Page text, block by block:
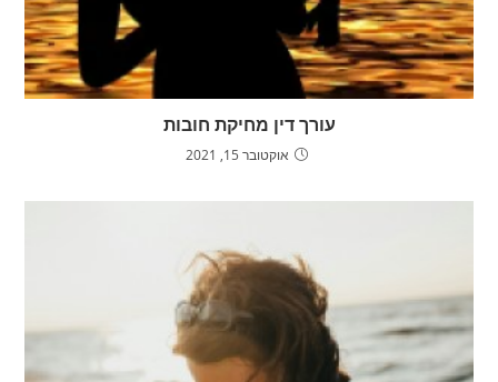
עורך דין מחיקת חובות
אוקטובר 15, 2021